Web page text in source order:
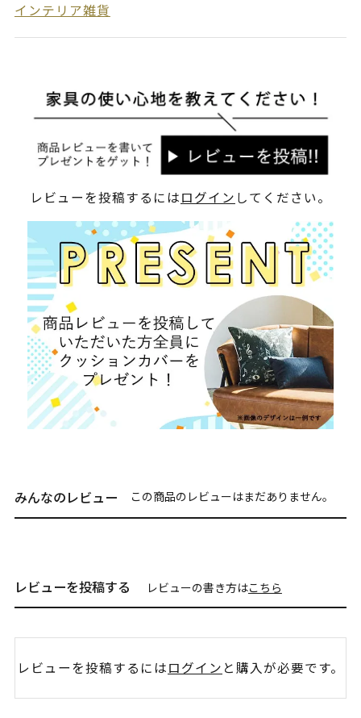
インテリア雑貨
レビューを投稿するにはログイン してください。
みんなのレビュー この商品のレビューはまだありません。
レビューを投稿する レビューの書き方はこちら
レビューを投稿するにはログイン と購入が必要です。